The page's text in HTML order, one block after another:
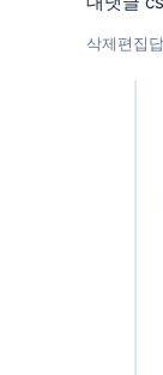
삭제편집